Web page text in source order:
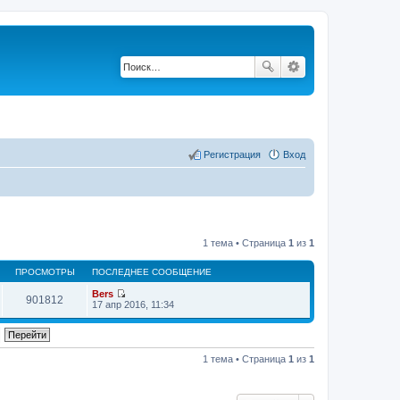
Вход
Регистрация
1 тема • Страница 1 из 1
ПРОСМОТРЫ ПОСЛЕДНЕЕ СООБЩЕНИЕ
901812
Bers
П
р
й
17 апр 2016, 11:34
1 тема • Страница 1 из 1